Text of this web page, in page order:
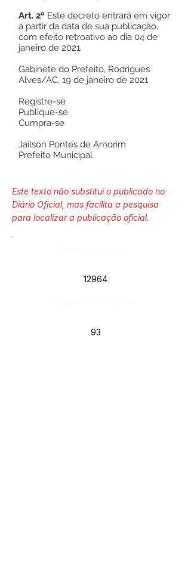
Art. 2º Este decreto entrará em vigor
a partir da data de sua publicação,
com efeito retroativo ao dia 04 de
janeiro de 2021.
Gabinete do Prefeito, Rodrigues
Alves/AC, 19 de janeiro de 2021
Registre-se
Publique-se
Cumpra-se
Jailson Pontes de Amorim
Prefeito Municipal
Este texto não substitui o publicado no
Diário Oficial, mas facilita a pesquisa
para localizar a publicação oficial.
12964
93